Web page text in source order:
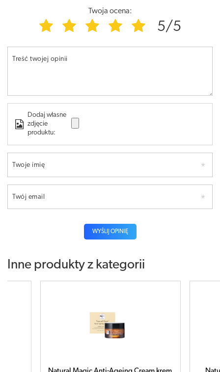
Twoja ocena:
5/5
Treść twojej opinii
Dodaj własne
zdjęcie
produktu:
Twoje imię
Twój email
WYŚLIJ OPINIĘ
Inne produkty z kategorii